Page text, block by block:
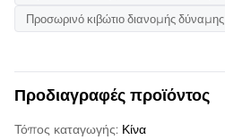
Προσωρινό κιβώτιο διανομής δύναμης
Προδιαγραφές προϊόντος
Τόπος καταγωγής: Κίνα